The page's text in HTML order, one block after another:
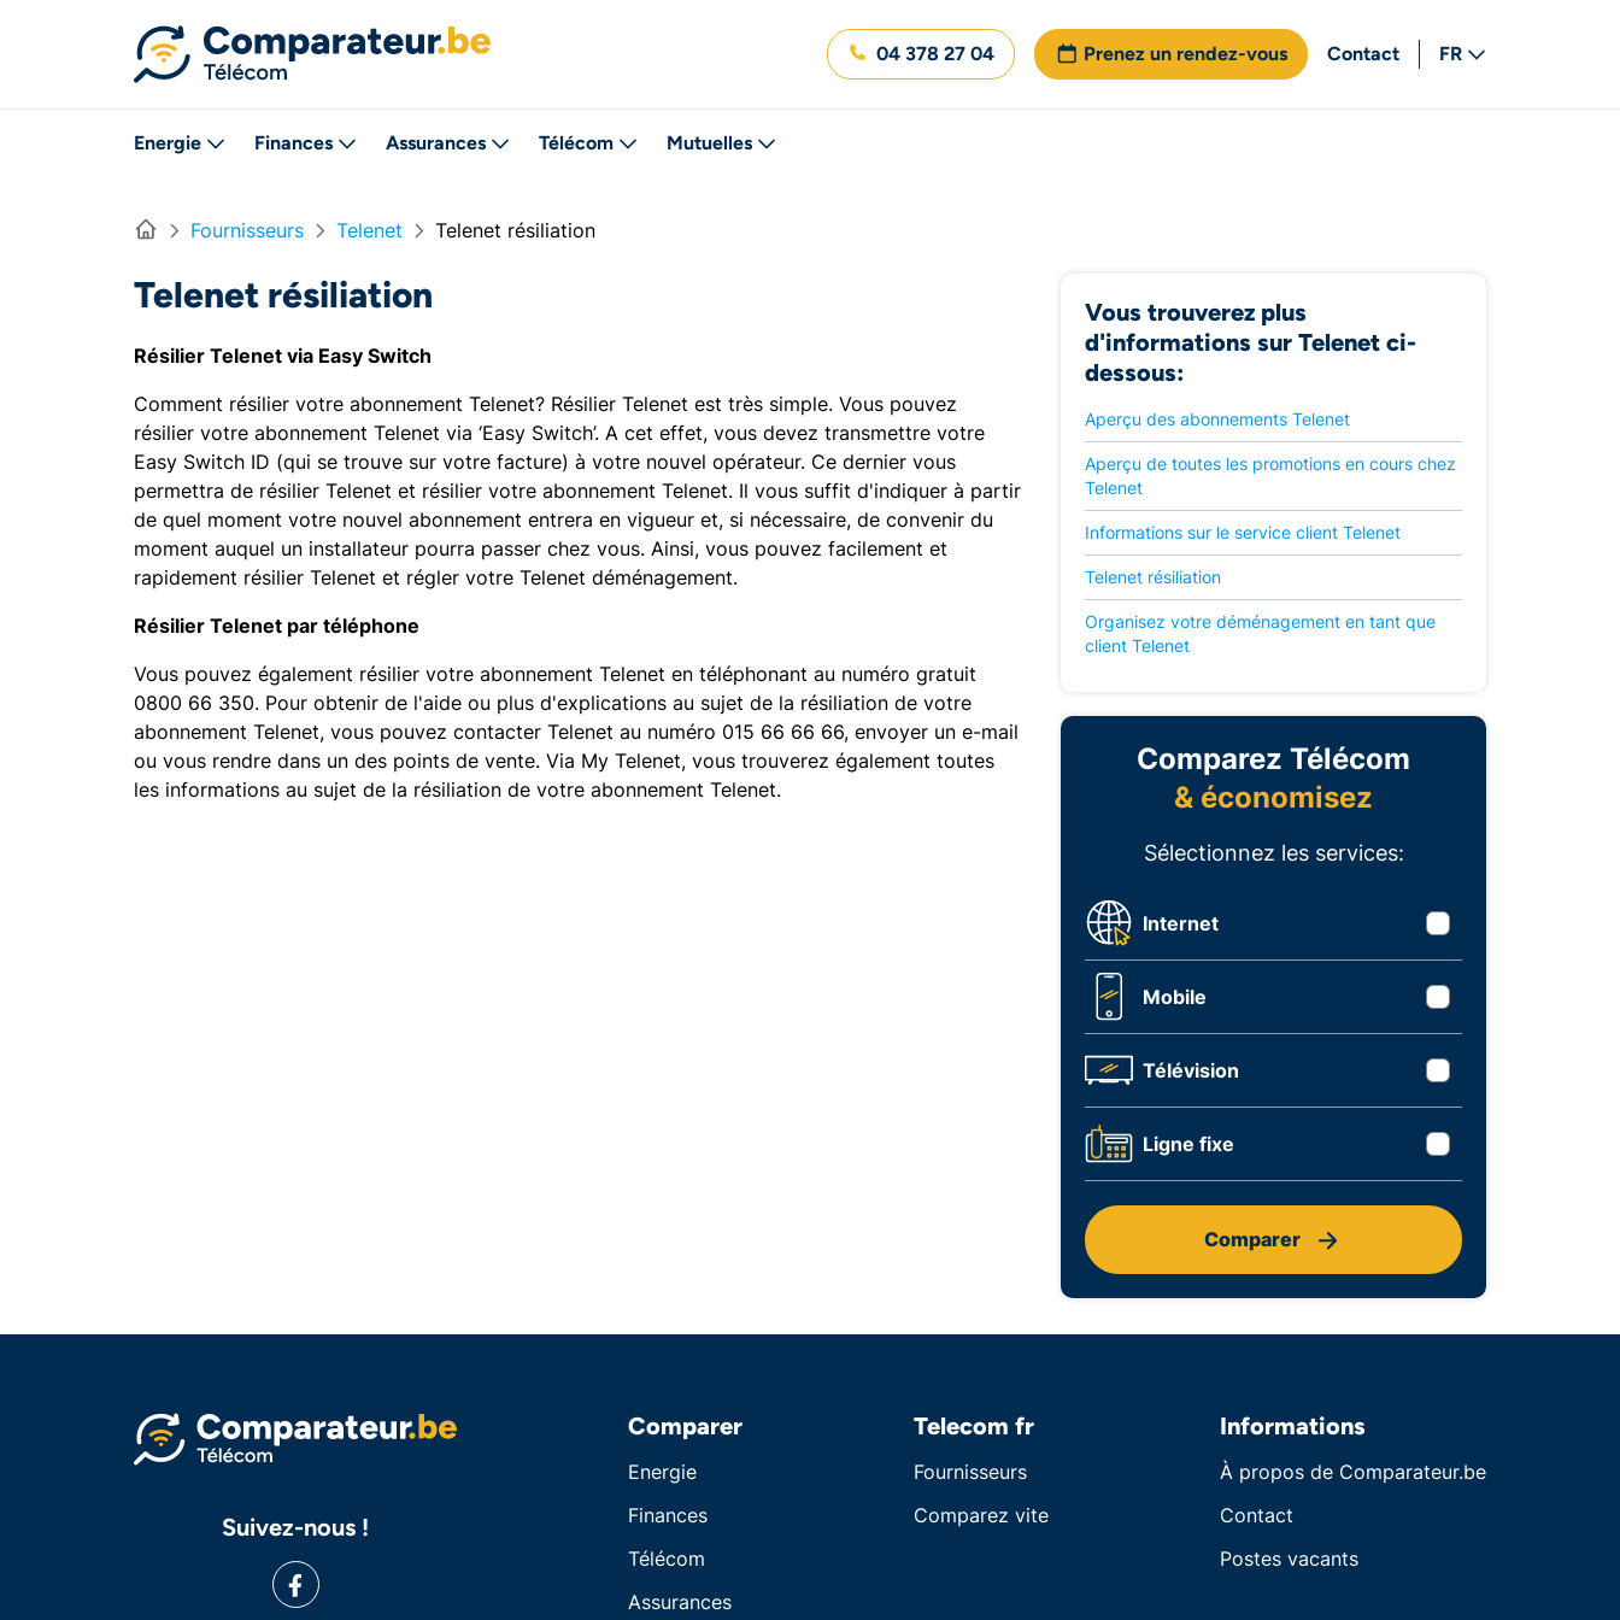
04 378 27 04 Prenez un rendez-vous Contact
FR
Energie Finances Assurances Télécom Mutuelles
Home Fournisseurs Telenet Telenet résiliation
Telenet résiliation
Résilier Telenet via Easy Switch
Comment résilier votre abonnement Telenet? Résilier Telenet est très simple. Vous pouvez
résilier votre abonnement Telenet via ‘Easy Switch’. A cet effet, vous devez transmettre votre
Easy Switch ID (qui se trouve sur votre facture) à votre nouvel opérateur. Ce dernier vous
permettra de résilier Telenet et résilier votre abonnement Telenet. Il vous suffit d'indiquer à partir
de quel moment votre nouvel abonnement entrera en vigueur et, si nécessaire, de convenir du
moment auquel un installateur pourra passer chez vous. Ainsi, vous pouvez facilement et
rapidement résilier Telenet et régler votre Telenet déménagement.
Résilier Telenet par téléphone
Vous pouvez également résilier votre abonnement Telenet en téléphonant au numéro gratuit
0800 66 350. Pour obtenir de l'aide ou plus d'explications au sujet de la résiliation de votre
abonnement Telenet, vous pouvez contacter Telenet au numéro 015 66 66 66, envoyer un e-mail
ou vous rendre dans un des points de vente. Via My Telenet, vous trouverez également toutes
les informations au sujet de la résiliation de votre abonnement Telenet.
Vous trouverez plus
d'informations sur Telenet ci-
dessous:
Aperçu des abonnements Telenet
Aperçu de toutes les promotions en cours chez
Telenet
Informations sur le service client Telenet
Telenet résiliation
Organisez votre déménagement en tant que
client Telenet
Comparez Télécom
& économisez
Sélectionnez les services:
Internet
Mobile
Télévision
Ligne fixe
Comparer
Suivez-nous !
Comparer
Energie
Finances
Télécom
Assurances
Telecom fr
Fournisseurs
Comparez vite
Informations
À propos de Comparateur.be
Contact
Postes vacants